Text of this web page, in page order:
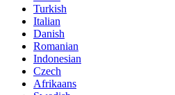
Turkish
Italian
Danish
Romanian
Indonesian
Czech
Afrikaans